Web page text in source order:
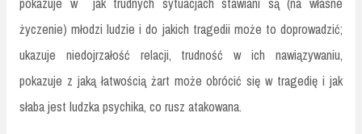
życzenie) młodzi ludzie i do jakich tragedii może to doprowadzić;
ukazuje niedojrzałość relacji, trudność w ich nawiązywaniu,
pokazuje z jaką łatwością żart może obrócić się w tragedię i jak
słaba jest ludzka psychika, co rusz atakowana.